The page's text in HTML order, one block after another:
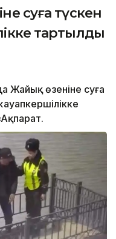
суға түскен
тартылды
Жайық өзеніне суға